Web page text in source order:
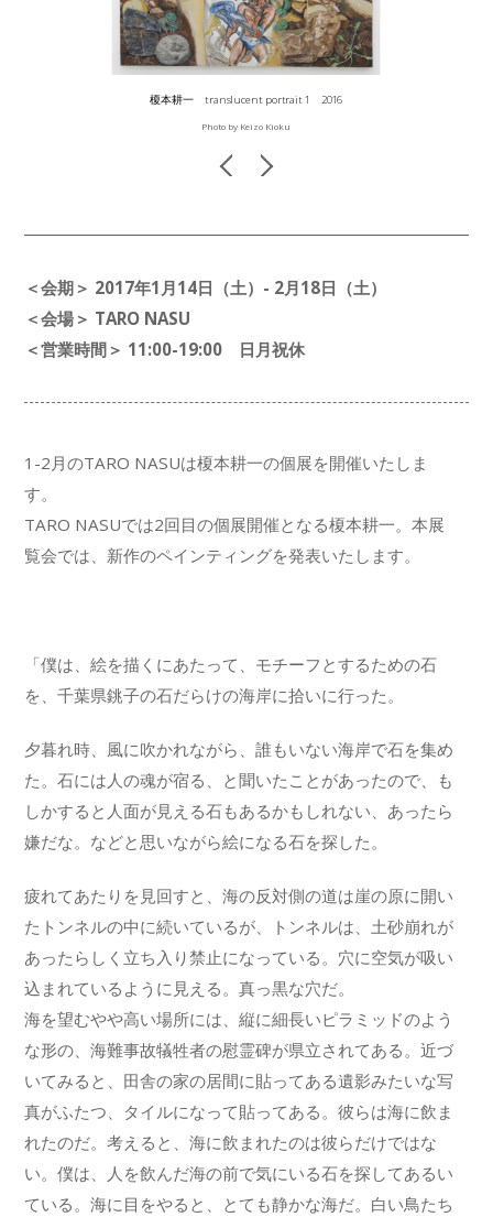
榎本耕一 translucent portrait 1 2016
Photo by Keizo Kioku
＜会期＞ 2017年1月14日（土）- 2月18日（土）
＜会場＞ TARO NASU
＜営業時間＞ 11:00-19:00 日月祝休
1-2月のTARO NASUは榎本耕一の個展を開催いたしま
す。
TARO NASUでは2回目の個展開催となる榎本耕一。本展
覧会では、新作のペインティングを発表いたします。
「僕は、絵を描くにあたって、モチーフとするための石
を、千葉県銚子の石だらけの海岸に拾いに行った。
夕暮れ時、風に吹かれながら、誰もいない海岸で石を集め
た。石には人の魂が宿る、と聞いたことがあったので、も
しかすると人面が見える石もあるかもしれない、あったら
嫌だな。などと思いながら絵になる石を探した。
疲れてあたりを見回すと、海の反対側の道は崖の原に開い
たトンネルの中に続いているが、トンネルは、土砂崩れが
あったらしく立ち入り禁止になっている。穴に空気が吸い
込まれているように見える。真っ黒な穴だ。
海を望むやや高い場所には、縦に細長いピラミッドのよう
な形の、海難事故犠牲者の慰霊碑が県立されてある。近づ
いてみると、田舎の家の居間に貼ってある遺影みたいな写
真がふたつ、タイルになって貼ってある。彼らは海に飲ま
れたのだ。考えると、海に飲まれたのは彼らだけではな
い。僕は、人を飲んだ海の前で気にいる石を探してあるい
ている。海に目をやると、とても静かな海だ。白い鳥たち